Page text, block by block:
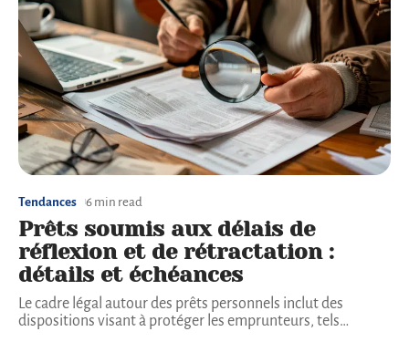
Tendances 6 min read
Prêts soumis aux délais de
réflexion et de rétractation :
détails et échéances
Le cadre légal autour des prêts personnels inclut des
dispositions visant à protéger les emprunteurs, tels…